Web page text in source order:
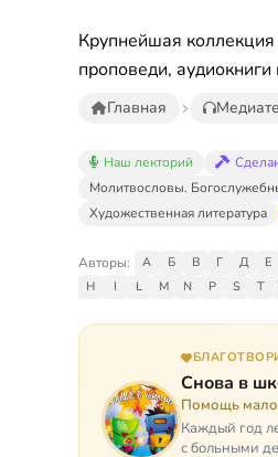
Крупнейшая
проповеди,
Главная
Наш лекторий
Молитвословы.
Художественная литература
Авторы: А Б В Г Д Е
H
I L M N P S T
Снова в
Помощь
Каждый год
с больными